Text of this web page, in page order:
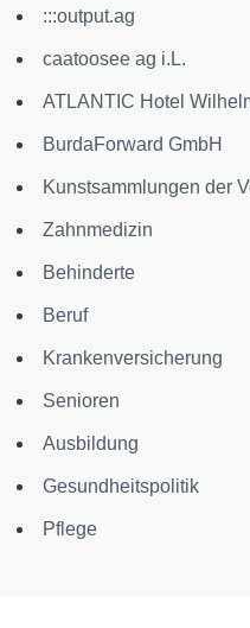
:::output.ag
caatoosee ag i.L.
ATLANTIC Hotel
BurdaForward GmbH
Kunstsammlungen der
Zahnmedizin
Behinderte
Beruf
Krankenversicherung
Senioren
Ausbildung
Gesundheitspolitik
Pflege